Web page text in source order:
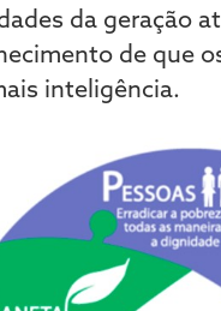
da geração
de que
inteligência.